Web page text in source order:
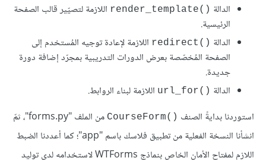
الدالة ()render_template
اللازمة لتصيّير قالب الصفحة
الرئيسية.
الدالة ()redirect
اللازمة لإعادة توجيه المُستخدم إلى
الصفحة المُخصّصة بعرض الدورات التدريبية بمجرّد إضافة دورة
جديدة.
الدالة ()url_for
اللازمة لبناء الروابط.
استوردنا بدايةً الصنف ()CourseForm
من الملف "forms.py"، ثمّ
انشأنا النسخة الفعلية من تطبيق فلاسك باسم "app"؛ كما أعددنا الضبط
اللازم لمفتاح الأمان الخاص بنماذج WTForms لاستخدامه لدى توليد